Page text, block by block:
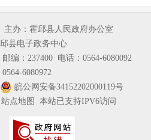
主办：霍邱县人民政府办公室
县电子政务中心
邮编：237400 电话：0564-6080092
6080972
皖公网安备34152202000119号
站点地图 本站已支持IPV6访问